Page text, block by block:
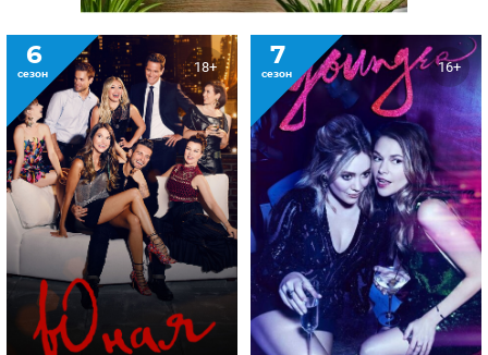
6
сезон 18+ 7
сезон 16+